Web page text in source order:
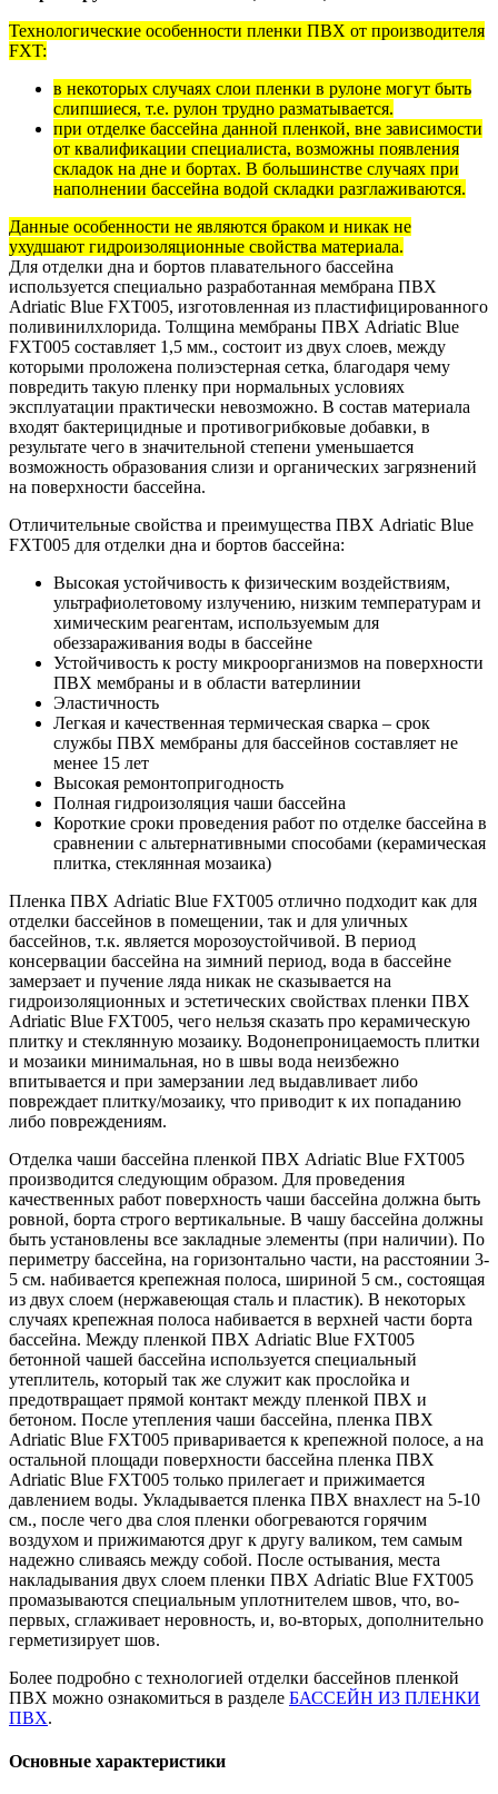
Технологические особенности пленки ПВХ от производителя
FXT:
в некоторых случаях слои пленки в рулоне могут быть
слипшиеся, т.е. рулон трудно разматывается.
при отделке бассейна данной пленкой, вне зависимости
от квалификации специалиста, возможны появления
складок на дне и бортах. В большинстве случаях при
наполнении бассейна водой складки разглаживаются.
Данные особенности не являются браком и никак не
ухудшают гидроизоляционные свойства материала.
Для отделки дна и бортов плавательного бассейна
используется специально разработанная мембрана ПВХ
Adriatic Blue FXT005, изготовленная из пластифицированного
поливинилхлорида. Толщина мембраны ПВХ Adriatic Blue
FXT005 составляет 1,5 мм., состоит из двух слоев, между
которыми проложена полиэстерная сетка, благодаря чему
повредить такую пленку при нормальных условиях
эксплуатации практически невозможно. В состав материала
входят бактерицидные и противогрибковые добавки, в
результате чего в значительной степени уменьшается
возможность образования слизи и органических загрязнений
на поверхности бассейна.
Отличительные свойства и преимущества ПВХ Adriatic Blue
FXT005 для отделки дна и бортов бассейна:
Высокая устойчивость к физическим воздействиям,
ультрафиолетовому излучению, низким температурам и
химическим реагентам, используемым для
обеззараживания воды в бассейне
Устойчивость к росту микроорганизмов на поверхности
ПВХ мембраны и в области ватерлинии
Эластичность
Легкая и качественная термическая сварка – срок
службы ПВХ мембраны для бассейнов составляет не
менее 15 лет
Высокая ремонтопригодность
Полная гидроизоляция чаши бассейна
Короткие сроки проведения работ по отделке бассейна в
сравнении с альтернативными способами (керамическая
плитка, стеклянная мозаика)
Пленка ПВХ Adriatic Blue FXT005 отлично подходит как для
отделки бассейнов в помещении, так и для уличных
бассейнов, т.к. является морозоустойчивой. В период
консервации бассейна на зимний период, вода в бассейне
замерзает и пучение ляда никак не сказывается на
гидроизоляционных и эстетических свойствах пленки ПВХ
Adriatic Blue FXT005, чего нельзя сказать про керамическую
плитку и стеклянную мозаику. Водонепроницаемость плитки
и мозаики минимальная, но в швы вода неизбежно
впитывается и при замерзании лед выдавливает либо
повреждает плитку/мозаику, что приводит к их попаданию
либо повреждениям.
Отделка чаши бассейна пленкой ПВХ Adriatic Blue FXT005
производится следующим образом. Для проведения
качественных работ поверхность чаши бассейна должна быть
ровной, борта строго вертикальные. В чашу бассейна должны
быть установлены все закладные элементы (при наличии). По
периметру бассейна, на горизонтально части, на расстоянии 3-
5 см. набивается крепежная полоса, шириной 5 см., состоящая
из двух слоем (нержавеющая сталь и пластик). В некоторых
случаях крепежная полоса набивается в верхней части борта
бассейна. Между пленкой ПВХ Adriatic Blue FXT005
бетонной чашей бассейна используется специальный
утеплитель, который так же служит как прослойка и
предотвращает прямой контакт между пленкой ПВХ и
бетоном. После утепления чаши бассейна, пленка ПВХ
Adriatic Blue FXT005 приваривается к крепежной полосе, а на
остальной площади поверхности бассейна пленка ПВХ
Adriatic Blue FXT005 только прилегает и прижимается
давлением воды. Укладывается пленка ПВХ внахлест на 5-10
см., после чего два слоя пленки обогреваются горячим
воздухом и прижимаются друг к другу валиком, тем самым
надежно сливаясь между собой. После остывания, места
накладывания двух слоем пленки ПВХ Adriatic Blue FXT005
промазываются специальным уплотнителем швов, что, во-
первых, сглаживает неровность, и, во-вторых, дополнительно
герметизирует шов.
Более подробно с технологией отделки бассейнов пленкой
ПВХ можно ознакомиться в разделе БАССЕЙН ИЗ ПЛЕНКИ
ПВХ.
Основные характеристики